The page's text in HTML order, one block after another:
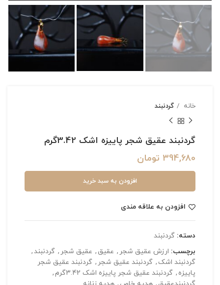
خانه گردنبند
گردنبند عقیق شجر پاییزه اشک 3.42گرم
394,680 تومان
افزودن به سبد خرید
افزودن به علاقه مندی
دسته: گردنبند
برچسب: ارزش عقیق شجر , عقیق, عقیق شجر , گردنبند,
گردنبند اشک , گردنبند عقیق شجر , گردنبند عقیق شجر
پاییزه , گردنبند عقیق شجر پاییزه اشک 3.42گرم
,